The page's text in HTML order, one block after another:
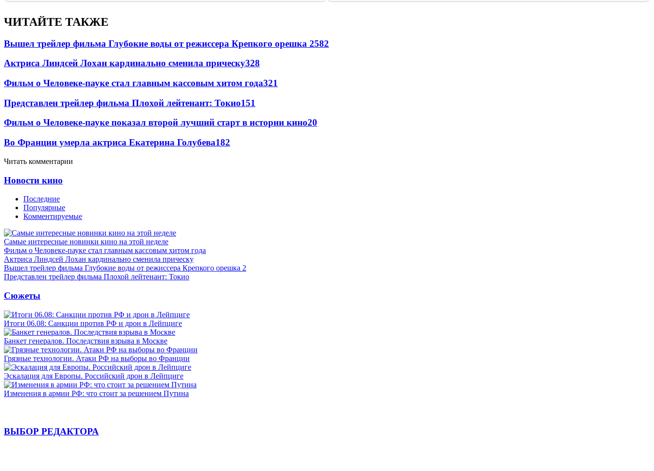
ЧИТАЙТЕ ТАКЖЕ
Вышел трейлер фильма Глубокие воды от режиссера Крепкого орешка 2582
Актриса Линдсей Лохан кардинально сменила прическу328
Фильм о Человеке-пауке стал главным кассовым хитом года321
Представлен трейлер фильма Плохой лейтенант: Токио151
Фильм о Человеке-пауке показал второй лучший старт в истории кино20
Во Франции умерла актриса Екатерина Голубева182
Читать комментарии
Новости кино
Последние
Популярные
Комментируемые
Самые интересные новинки кино на этой неделе
Фильм о Человеке-пауке стал главным кассовым хитом года
Актриса Линдсей Лохан кардинально сменила прическу
Вышел трейлер фильма Глубокие воды от режиссера Крепкого орешка 2
Представлен трейлер фильма Плохой лейтенант: Токио
Сюжеты
Итоги 06.08: Санкции против РФ и дрон в Лейпциге
Банкет генералов. Последствия взрыва в Москве
Грязные технологии. Атаки РФ на выборы во Франции
Эскалация для Европы. Российский дрон в Лейпциге
Изменения в армии РФ: что стоит за решением Путина
ВЫБОР РЕДАКТОРА